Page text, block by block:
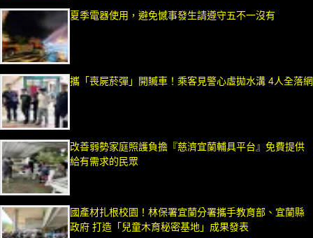
夏季電器使用，避免憾事發生請遵守五不一沒有
攜「喪屍菸彈」開贓車！乘客見警心虛拋水溝 4人全落網
改善弱勢家庭照護負擔『慈濟宜蘭輔具平台』免費提供
給有需求的民眾
國產材扎根校園！林保署宜蘭分署攜手教育部、宜蘭縣
政府 打造「兒童木育秘密基地」成果發表